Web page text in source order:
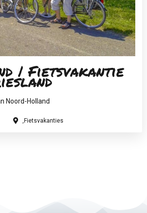
| Fietsvakantie
Noord-Holland
,Fietsvakanties